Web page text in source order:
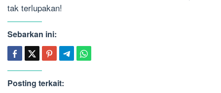
tak terlupakan!
Sebarkan ini:
Posting terkait: